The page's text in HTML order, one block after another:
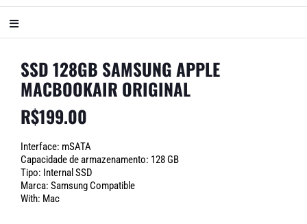
SSD 128GB SAMSUNG APPLE
MACBOOKAIR ORIGINAL
R$199.00
Interface: mSATA
Capacidade de armazenamento: 128 GB
Tipo: Internal SSD
Marca: Samsung Compatible
With: Mac